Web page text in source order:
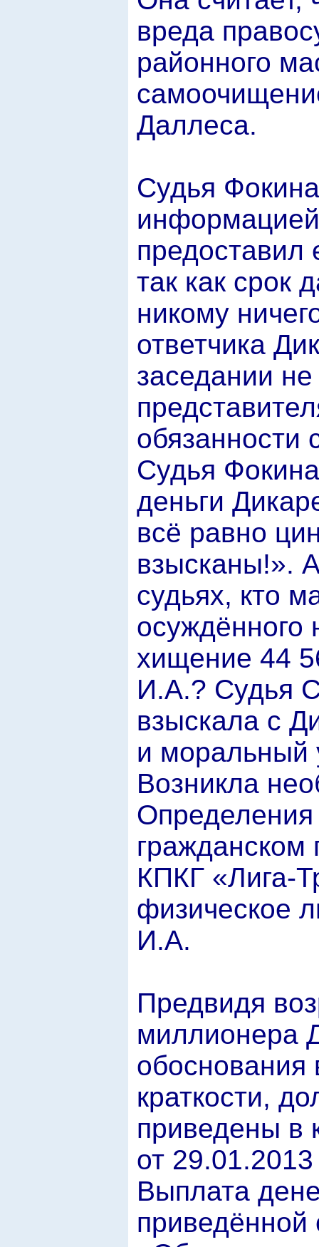
вреда
районного
Даллеса.
Судья
предоставил
так как срок
никому
ответчика
заседании
обязанности
Судья
деньги
всё равно
взысканы!».
судьях, кто
осуждённого
хищение 44
И.А.? Судья
взыскала с
и моральный
Возникла
Определения
гражданском
КПКГ «Лига-
физическое
И.А.
Предвидя
миллионера
обоснования
краткости,
приведены в
от 29.01.2013
Выплата
приведённой